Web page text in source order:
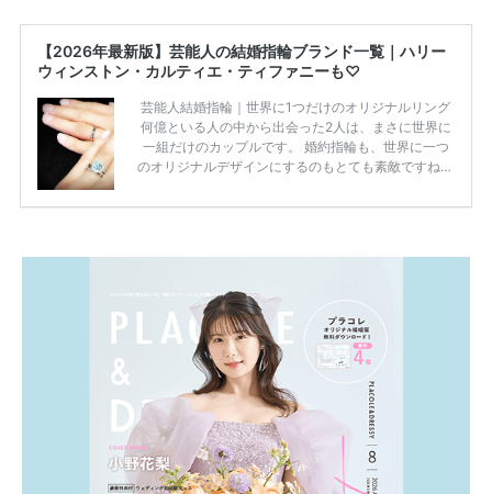
【2026年最新版】芸能人の結婚指輪ブランド一覧｜ハリー
ウィンストン・カルティエ・ティファニーも♡
芸能人結婚指輪｜世界に1つだけのオリジナルリング
何億といる人の中から出会った2人は、まさに世界に
一組だけのカップルです。 婚約指輪も、世界に一つ
のオリジナルデザインにするのもとても素敵ですね♡
のを形にするのも想い出になります。 上戸彩さん・H
注品とのこと。 ダイヤモンドがたくさん散りばめら
続きを読む